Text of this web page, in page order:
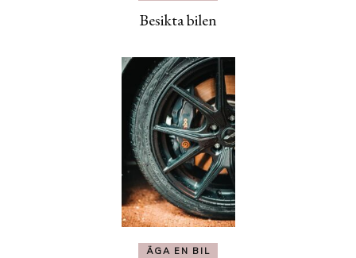
Besikta bilen
ÄGA EN BIL